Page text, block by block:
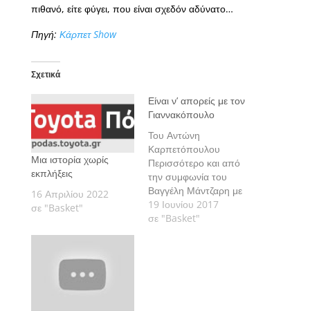
πιθανό, είτε φύγει, που είναι σχεδόν αδύνατο…
Πηγή: Κάρπετ Show
Σχετικά
Μια ιστορία χωρίς
εκπλήξεις
16 Απριλίου 2022
σε "Basket"
Είναι ν’ απορείς με τον
Γιαννακόπουλο
Του Αντώνη
Καρπετόπουλου
Περισσότερο και από
την συμφωνία του
Βαγγέλη Μάντζαρη με
τον Ολυμπιακό, με
εξέπληξε κι εμένα,
19 Ιουνίου 2017
σε "Basket"